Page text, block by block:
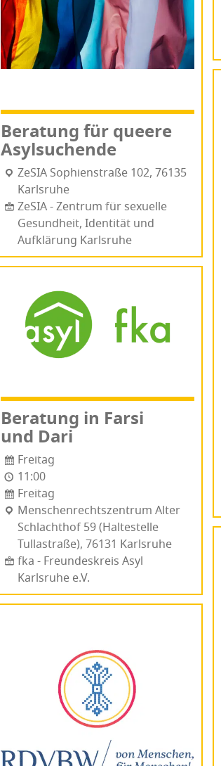
Bera­tung für que­e­re
Asylsuchende
ZeSIA Sophien­stra­ße 102, 76135
Karls­ru­he
ZeSIA - Zentrum für sexuelle
Gesundheit, Identität und
Aufklärung Karlsruhe
Bera­tung in Far­si
und Dari
Freitag
11:00
Freitag
Men­schen­rechts­zen­trum Alter
Schlacht­hof 59 (Hal­te­stel­le
Tullastraße), 76131 Karls­ru­he
fka - Freundeskreis Asyl
Karlsruhe e.V.